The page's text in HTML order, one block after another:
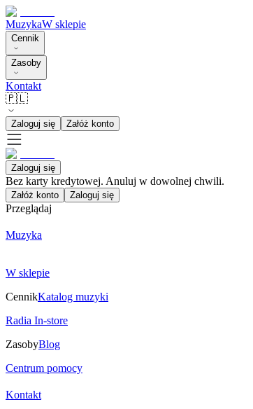
MuzykaW sklepie
Cennik
Zasoby
Kontakt
🇵🇱
Zaloguj się Załóż konto
Zaloguj się
Bez karty kredytowej. Anuluj w dowolnej chwili.
Załóż konto Zaloguj się
Przeglądaj
Muzyka
W sklepie
CennikKatalog muzyki
Radia In-store
ZasobyBlog
Centrum pomocy
Kontakt